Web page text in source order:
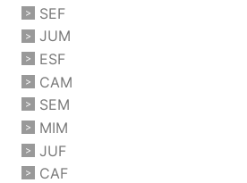
SEF
JUM
ESF
CAM
SEM
MIM
JUF
CAF